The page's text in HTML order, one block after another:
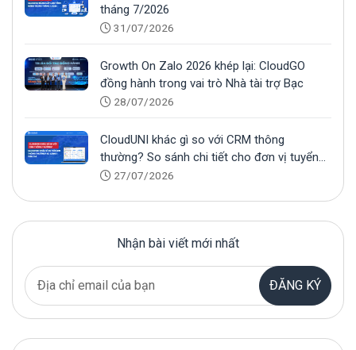
tháng 7/2026
31/07/2026
Growth On Zalo 2026 khép lại: CloudGO
đồng hành trong vai trò Nhà tài trợ Bạc
28/07/2026
CloudUNI khác gì so với CRM thông
thường? So sánh chi tiết cho đơn vị tuyển
sinh27/07/2026
Nhận bài viết mới nhất
ĐĂNG KÝ